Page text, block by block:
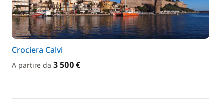
Crociera Calvi
A partire da 3 500 €